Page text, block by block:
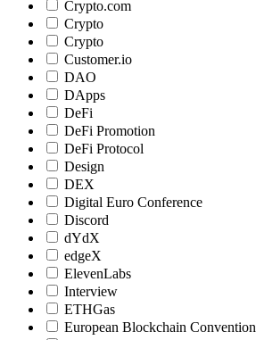
Crypto.com
Crypto
Crypto
Customer.io
DAO
DApps
DeFi
DeFi Promotion
DeFi Protocol
Design
DEX
Digital Euro Conference
Discord
dYdX
edgeX
ElevenLabs
Interview
ETHGas
European Blockchain Convention